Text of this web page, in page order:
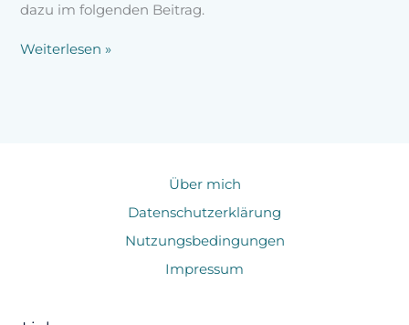
dazu im folgenden Beitrag.
Weiterlesen »
Über mich
Datenschutzerklärung
Nutzungsbedingungen
Impressum